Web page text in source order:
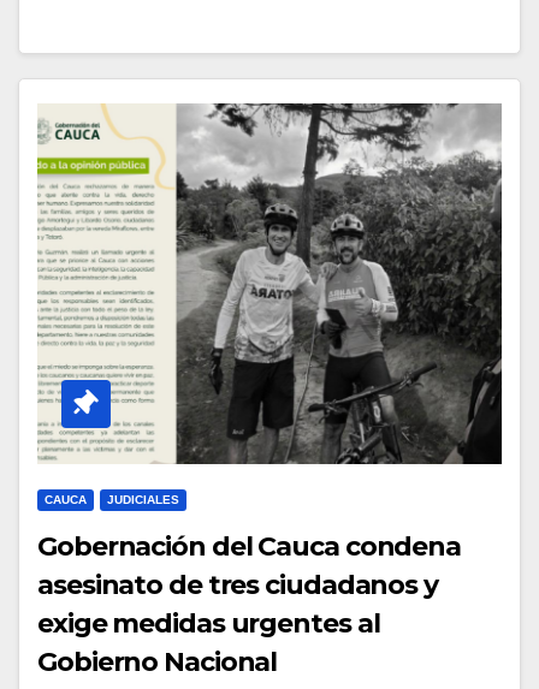
CAUCA JUDICIALES
Gobernación del Cauca condena
asesinato de tres ciudadanos y
exige medidas urgentes al
Gobierno Nacional